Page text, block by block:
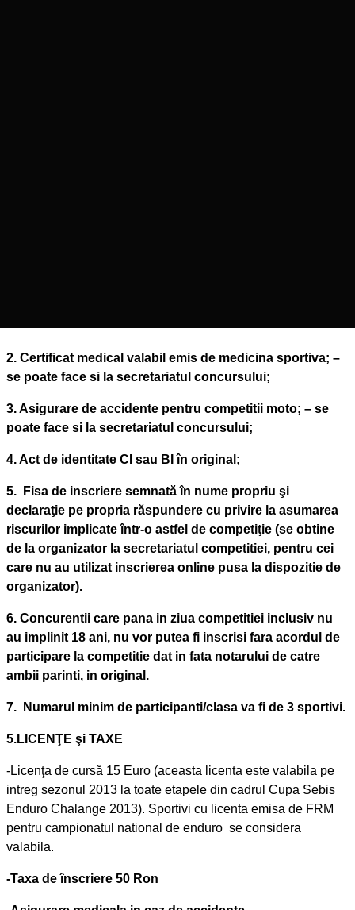
2. Certificat medical valabil emis de medicina sportiva; –
se poate face si la secretariatul concursului;
3. Asigurare de accidente pentru competitii moto; – se
poate face si la secretariatul concursului;
4. Act de identitate CI sau BI în original;
5. Fisa de inscriere semnată în nume propriu şi
declaraţie pe propria răspundere cu privire la asumarea
riscurilor implicate într-o astfel de competiţie (se obtine
de la organizator la secretariatul competitiei, pentru cei
care nu au utilizat inscrierea online pusa la dispozitie de
organizator).
6. Concurentii care pana in ziua competitiei inclusiv nu
au implinit 18 ani, nu vor putea fi inscrisi fara acordul de
participare la competitie dat in fata notarului de catre
ambii parinti, in original.
7. Numarul minim de participanti/clasa va fi de 3 sportivi.
5.LICENŢE şi TAXE
-Licenţa de cursă 15 Euro (aceasta licenta este valabila pe
intreg sezonul 2013 la toate etapele din cadrul Cupa Sebis
Enduro Chalange 2013). Sportivi cu licenta emisa de FRM
pentru campionatul national de enduro se considera
valabila.
-Taxa de înscriere 50 Ron